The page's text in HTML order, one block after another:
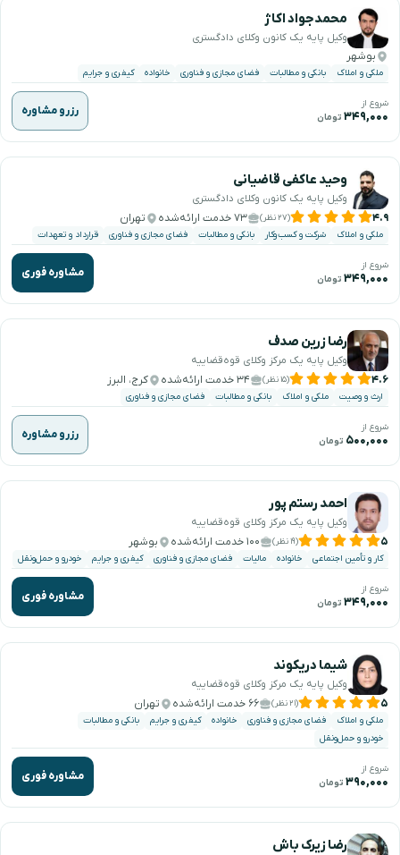
محمدجواد اکاژ
وکیل پایه یک کانون وکلای دادگستری
بوشهر
ملکی و املاک بانکی و مطالبات فضای مجازی و فناوری خانواده کیفری و جرایم
شروع از
۳۴۹,۰۰۰ تومان رزرو مشاوره
وحید عاکفی قاضیانی
وکیل پایه یک کانون وکلای دادگستری
۴.۹ (۲۷ نظر) ۷۳ خدمت ارائه‌شده تهران
ملکی و املاک شرکت و کسب‌وکار بانکی و مطالبات فضای مجازی و فناوری قرارداد و تعهدات
شروع از
۳۴۹,۰۰۰ تومان مشاوره فوری
رضا زرین صدف
وکیل پایه یک مرکز وکلای قوه‌قضاییه
۴.۶ (۱۵ نظر) ۳۴ خدمت ارائه‌شده کرج، البرز
ارث و وصیت ملکی و املاک بانکی و مطالبات فضای مجازی و فناوری
شروع از
۵۰۰,۰۰۰ تومان رزرو مشاوره
احمد رستم پور
وکیل پایه یک مرکز وکلای قوه‌قضاییه
۵ (۱۹ نظر) ۱۰۰ خدمت ارائه‌شده بوشهر
کار و تأمین اجتماعی خانواده مالیات فضای مجازی و فناوری کیفری و جرایم خودرو و حمل‌ونقل
شروع از
۳۴۹,۰۰۰ تومان مشاوره فوری
شیما دریکوند
وکیل پایه یک مرکز وکلای قوه‌قضاییه
۵ (۲۱ نظر) ۶۶ خدمت ارائه‌شده تهران
ملکی و املاک فضای مجازی و فناوری خانواده کیفری و جرایم
بانکی و مطالبات
خودرو و حمل‌ونقل
شروع از
۳۹۰,۰۰۰ تومان مشاوره فوری
رضا زیرک باش